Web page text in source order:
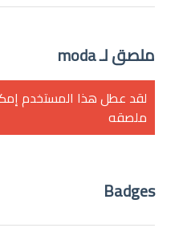
ملصق لـ moda
لقد عطل هذا المستخدم
ملصقه
Badges